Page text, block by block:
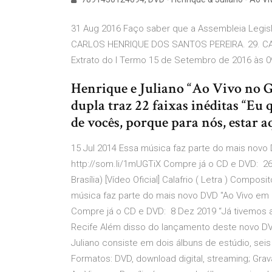
31 Aug 2016 Faço saber que a Assembleia
CARLOS HENRIQUE DOS SANTOS PEREIRA. 29.
Extrato do I Termo 15 de Setembro de 2016 às
Henrique e Juliano “Ao Vivo no
dupla traz 22 faixas inéditas “Eu
de vocês, porque para nós, estar
15 Jul 2014 Essa música faz parte do mais novo
http://som.li/1mUGTiX Compre já o CD e DVD:
Brasília) [Vídeo Oficial] Calafrio ( Letra )
música faz parte do mais novo DVD "Ao Vivo
Compre já o CD e DVD: 8 Dez 2019 “Já
Recife Além disso do lançamento deste novo
Juliano consiste em dois álbuns de estúdio,
Formatos: DVD, download digital, streaming;